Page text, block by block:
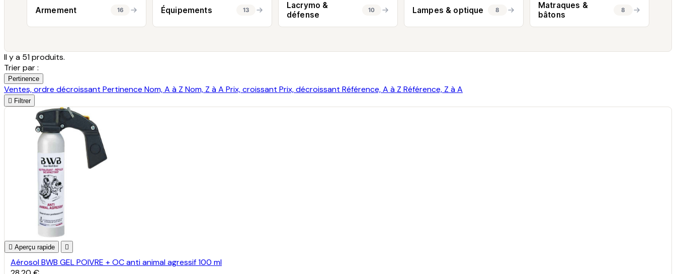
Armement 16 Équipements 13
Lacrymo &
défense
10 Lampes & optique 8
Matraques &
bâtons
8
Il y a 51 produits.
Trier par :
Pertinence
Ventes, ordre décroissant Pertinence Nom, A à Z Nom, Z à A Prix, croissant Prix, décroissant Référence, A à Z Référence, Z à A
 Filtrer
 Aperçu rapide 
Aérosol BWB GEL POIVRE + OC anti animal agressif 100 ml